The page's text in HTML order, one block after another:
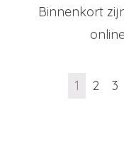
Binnenkort
1 2 3